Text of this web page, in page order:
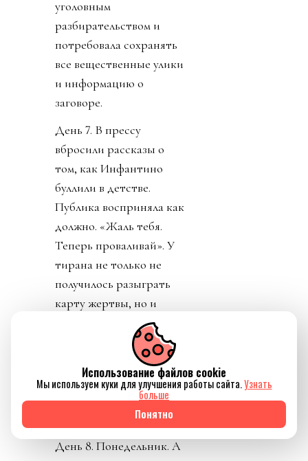
уголовным
разбирательством и
потребовала сохранять
все вещественные улики
и информацию о
заговоре.
День 7. В прессу
вбросили рассказы о
том, как Инфантино
буллили в детстве.
Публика восприняла как
должно. «Жаль тебя.
Теперь проваливай». У
тирана не только не
получилось разыграть
карту жертвы, но и
обнажило тотальный
отрыв диктатора от
реальности. Воистину,
тираны, жулики и
диктаторы так похожи
День 8. Понедельник. А
Использование файлов cookie
Мы используем куки для улучшения работы сайта.Узнать
больше
Понятно